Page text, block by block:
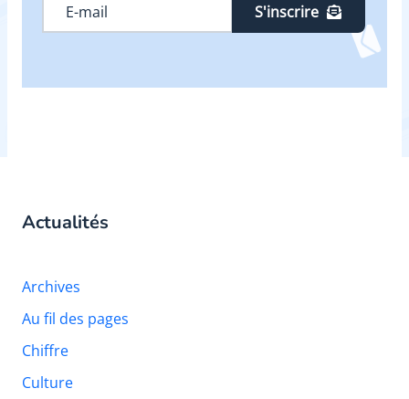
S'inscrire
Actualités
Archives
Au fil des pages
Chiffre
Culture